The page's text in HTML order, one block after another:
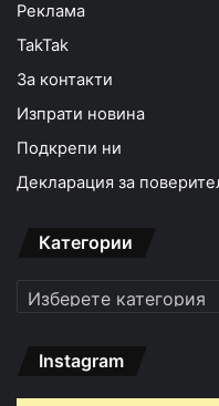
Реклама
TakTak
За контакти
Изпрати новина
Подкрепи ни
Декларация за
Категории
Категории
Instagram